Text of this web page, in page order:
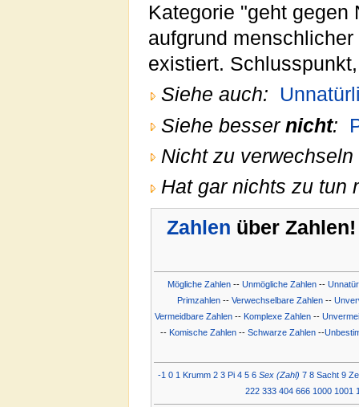
Kategorie "geht
aufgrund
existiert.
Siehe auch:
Siehe besser nicht:
Nicht zu verwechseln
Hat gar nichts zu tun
Zahlen über
Mögliche Zahlen-- Unmögliche Zahlen--
Primzahlen -- Verwechselbare Zahlen --
Vermeidbare Zahlen-- Komplexe Zahlen--
-- Komische Zahlen-- Schwarze Zahlen--
-1 0 1 Krumm 2 3 Pi 4 5 6 Sex (Zahl) 7 8 Sacht 9
222 333 404 666 1000 1001